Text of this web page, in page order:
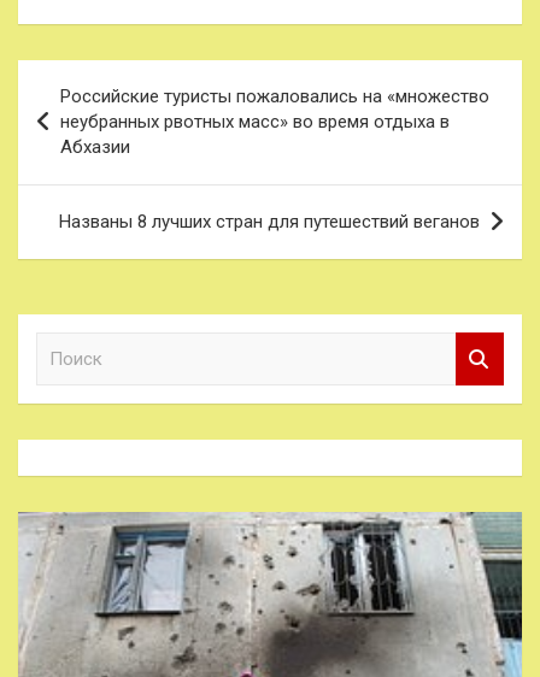
по
записям
Российские туристы пожаловались на «множество
неубранных рвотных масс» во время отдыха в
Абхазии
Названы 8 лучших стран для путешествий веганов
к